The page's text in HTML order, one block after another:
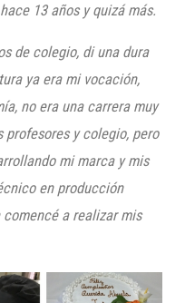
13 años y quizá más.
de colegio, di una dura
ya era mi vocación,
no era una carrera muy
profesores y colegio, pero
mi marca y mis
en producción
comencé a realizar mis